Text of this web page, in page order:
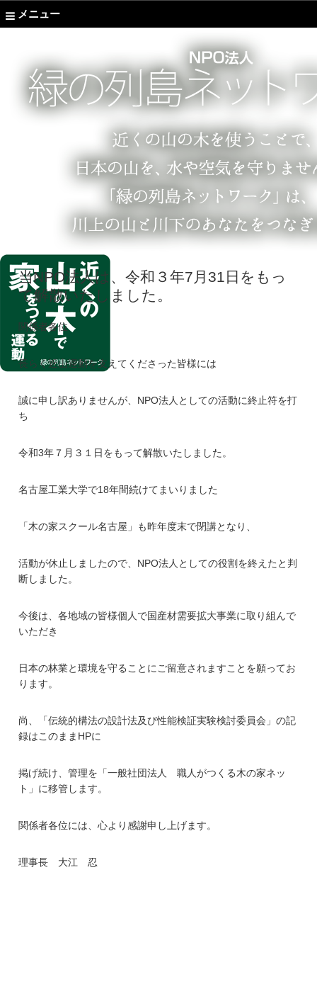
メニュー
当NPO法人は、令和３年7月31日をもっ
て解散いたしました。
関係者各位
長らく近山運動を支えてくださった皆様には
誠に申し訳ありませんが、NPO法人としての活動に終止符を打
ち
令和3年７月３１日をもって解散いたしました。
名古屋工業大学で18年間続けてまいりました
「木の家スクール名古屋」も昨年度末で閉講となり、
活動が休止しましたので、NPO法人としての役割を終えたと判
断しました。
今後は、各地域の皆様個人で国産材需要拡大事業に取り組んで
いただき
日本の林業と環境を守ることにご留意されますことを願ってお
ります。
尚、「伝統的構法の設計法及び性能検証実験検討委員会」の記
録はこのままHPに
掲げ続け、管理を「一般社団法人 職人がつくる木の家ネッ
ト」に移管します。
関係者各位には、心より感謝申し上げます。
理事長 大江 忍